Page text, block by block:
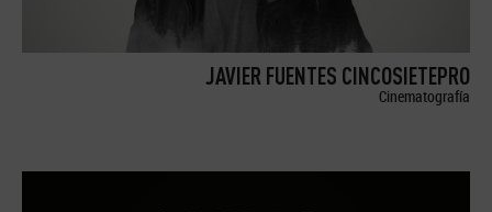
JAVIER FUENTES CINCOSIETEPRO
Cinematografía